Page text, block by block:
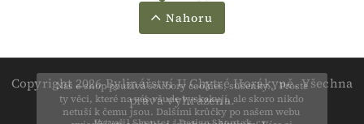
Náš e-shop používá soubory cookies, sušenky... Prostě
ty věci, které na vás všude vyskakují, ale skoro nikdo
netuší k čemu jsou. Dalšími krůčky po našem webu
Nahoru
Copyright 2026Bylinářství U Chytré Horákyně. Všechna
práva vyhrazena.